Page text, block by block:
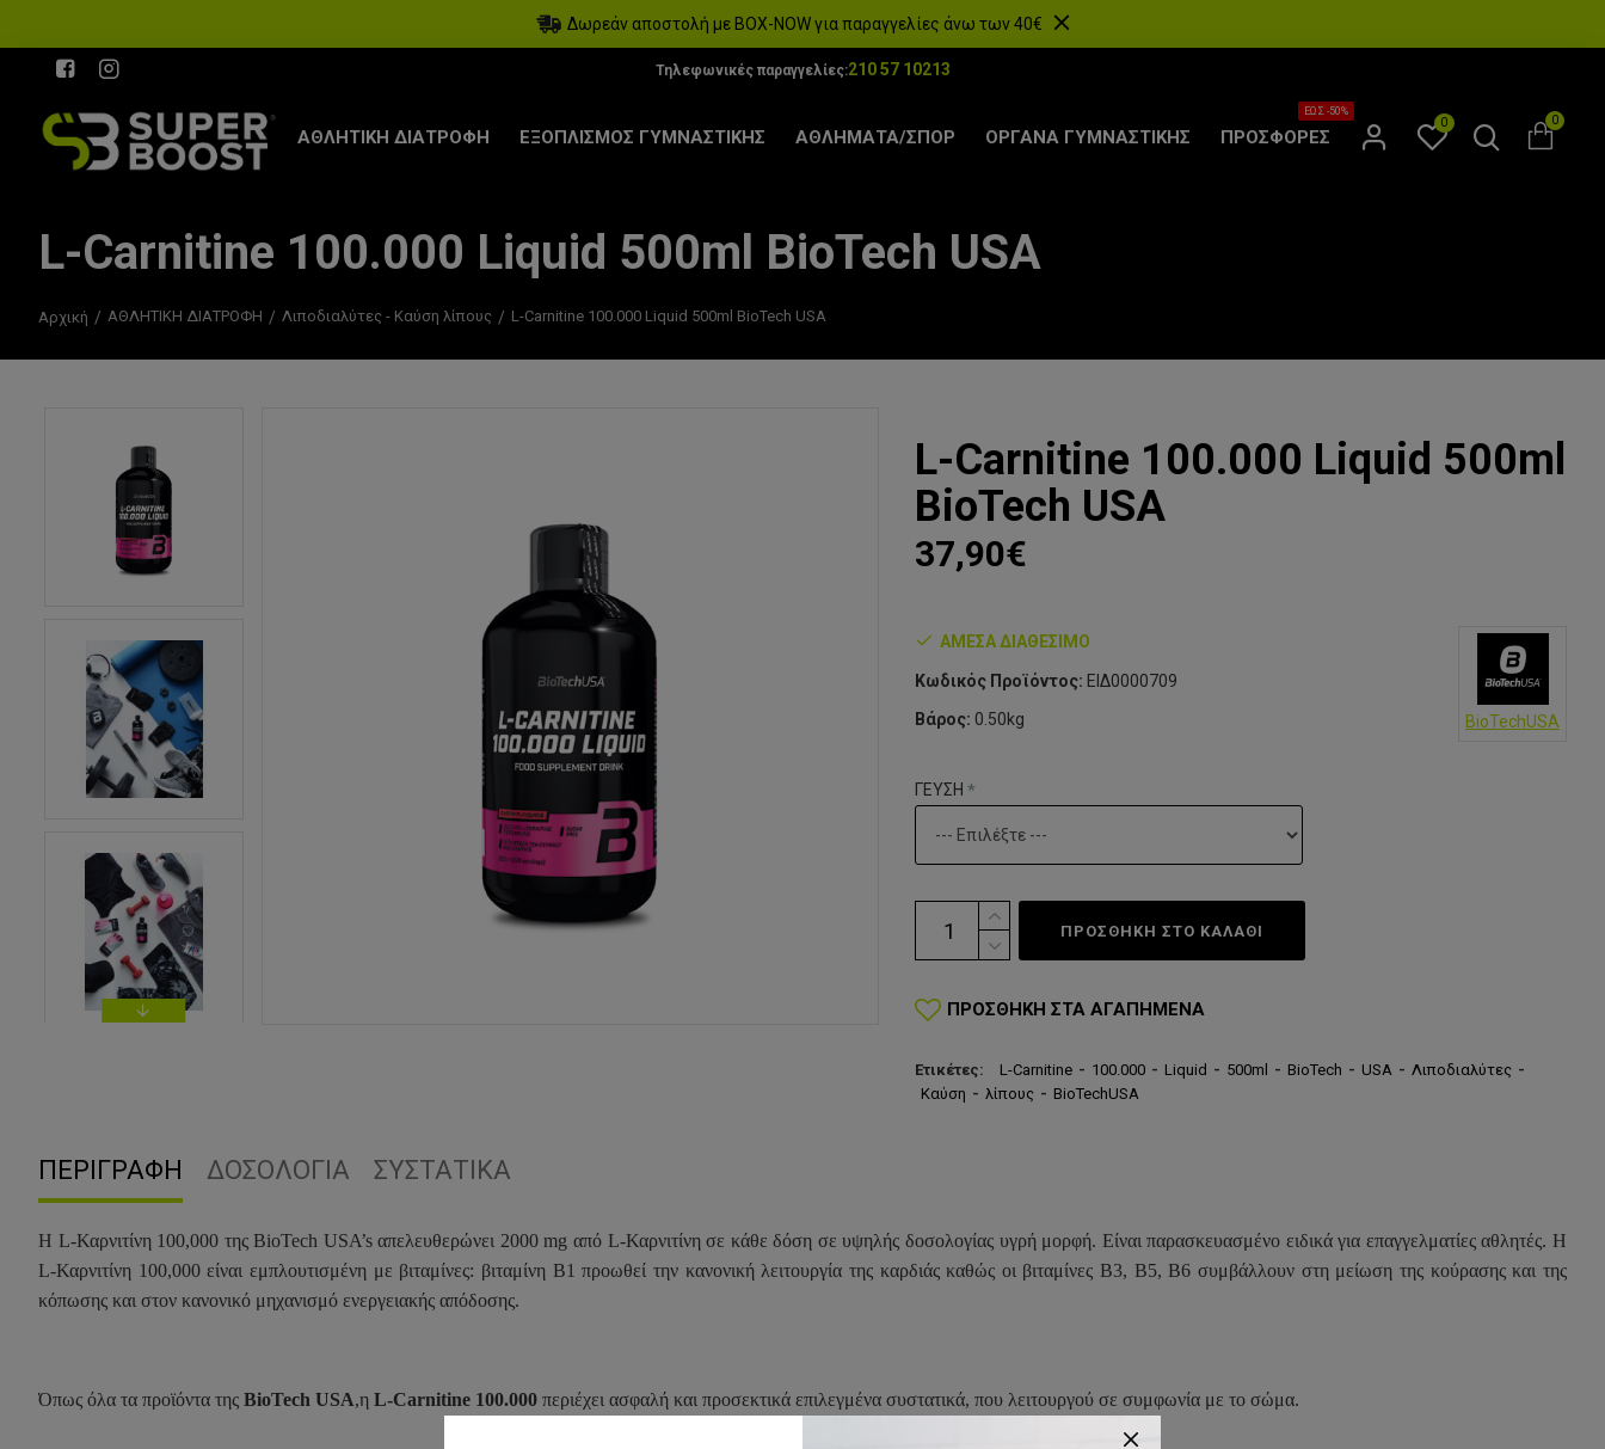
Δωρεάν αποστολή με BOX-NOW για παραγγελίες άνω των 40€
Τηλεφωνικές παραγγελίες:210 57 10213
ΑΘΛΗΤΙΚΗ ΔΙΑΤΡΟΦΗ ΕΞΟΠΛΙΣΜΟΣ ΓΥΜΝΑΣΤΙΚΗΣ ΑΘΛΗΜΑΤΑ/ΣΠΟΡ ΟΡΓΑΝΑ ΓΥΜΝΑΣΤΙΚΗΣ ΠΡΟΣΦΟΡΕΣ
ΕΩΣ -50%
0 0
L-Carnitine 100.000 Liquid 500ml BioTech USA
Αρχική ΑΘΛΗΤΙΚΗ ΔΙΑΤΡΟΦΗ Λιποδιαλύτες - Καύση λίπους L-Carnitine 100.000 Liquid 500ml BioTech USA
L-Carnitine 100.000 Liquid 500ml
BioTech USA
ΆΜΕΣΑ ΔΙΑΘΈΣΙΜΟ
Κωδικός Προϊόντος: ΕΙΔ0000709
Βάρος: 0.50kg BioTechUSA
37,90€
ΓΕΥΣΗ
ΠΡΟΣΘΗΚΗ ΣΤΟ ΚΑΛΆΘΙ
ΠΡΟΣΘΉΚΗ ΣΤΑ ΑΓΑΠΗΜΈΝΑ
Ετικέτες: L-Carnitine - 100.000 - Liquid - 500ml - BioTech - USA - Λιποδιαλύτες -
Καύση - λίπους - BioTechUSA
ΠΕΡΙΓΡΑΦΉ ΔΟΣΟΛΟΓΊΑ ΣΥΣΤΑΤΙΚΆ
Η L-Καρνιτίνη 100,000 της BioTech USA’s απελευθερώνει 2000 mg από L-Καρνιτίνη σε κάθε δόση σε υψηλής δοσολογίας υγρή μορφή. Είναι παρασκευασμένο ειδικά για επαγγελματίες αθλητές. Η
L-Καρνιτίνη 100,000 είναι εμπλουτισμένη με βιταμίνες: βιταμίνη B1 προωθεί την κανονική λειτουργία της καρδιάς καθώς οι βιταμίνες B3, B5, B6 συμβάλλουν στη μείωση της κούρασης και της
κόπωσης και στον κανονικό μηχανισμό ενεργειακής απόδοσης.
Όπως όλα τα προϊόντα της BioTech USA,η L-Carnitine 100.000 περιέχει ασφαλή και προσεκτικά επιλεγμένα συστατικά, που λειτουργού σε συμφωνία με το σώμα.